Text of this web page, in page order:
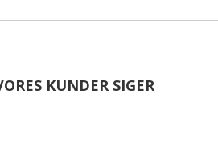
KUNDER SIGER